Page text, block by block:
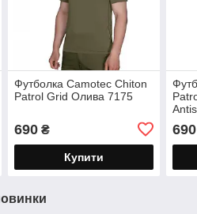
Футболка Camotec Chiton
Patrol Grid Олива 7175
690₴
Купити
690